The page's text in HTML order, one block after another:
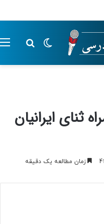
پایان تابستان 1405
تغییر پوسته
ثنای ایرانیان
زمان مطالعه یک دقیقه